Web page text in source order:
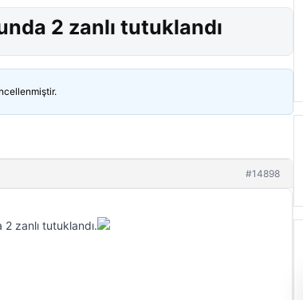
2 zanlı tutuklandı
#14898
zanlı tutuklandı.